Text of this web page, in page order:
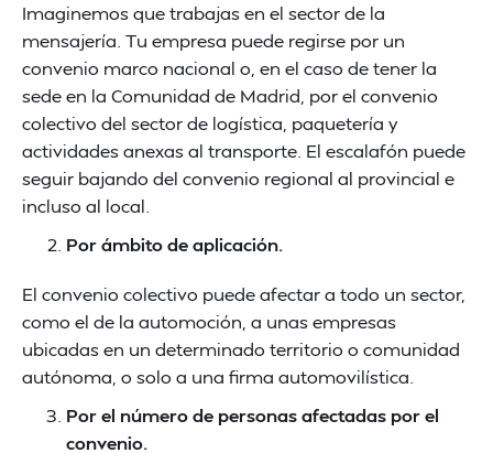
Imaginemos que trabajas en el sector de la
mensajería. Tu empresa puede regirse por un
convenio marco nacional o, en el caso de tener la
sede en la Comunidad de Madrid, por el convenio
colectivo del sector de logística, paquetería y
actividades anexas al transporte. El escalafón puede
seguir bajando del convenio regional al provincial e
incluso al local.
Por ámbito de aplicación.
El convenio colectivo puede afectar a todo un sector,
como el de la automoción, a unas empresas
ubicadas en un determinado territorio o comunidad
autónoma, o solo a una firma automovilística.
Por el número de personas afectadas por el
convenio.